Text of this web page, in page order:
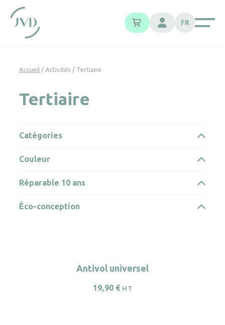
FR
Accueil / Activités / Tertiaire
Tertiaire
Antivol universel
19,90 € HT
Catégories
Couleur
Réparable 10 ans
Éco-conception
Panneau de gestion des cookies